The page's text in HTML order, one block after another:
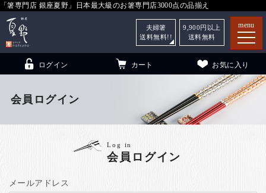
「箸専門店 銀座夏野」日本最大級のお箸専門店3000点の品揃え
menu
（贈答用・自宅用）
銀座夏野・箸長
ログイン カート お気に入り
夫婦箸
送料無料!!
9,900 円以上
送料無料
会員ログイン
Log in
会員ログイン
メールアドレス